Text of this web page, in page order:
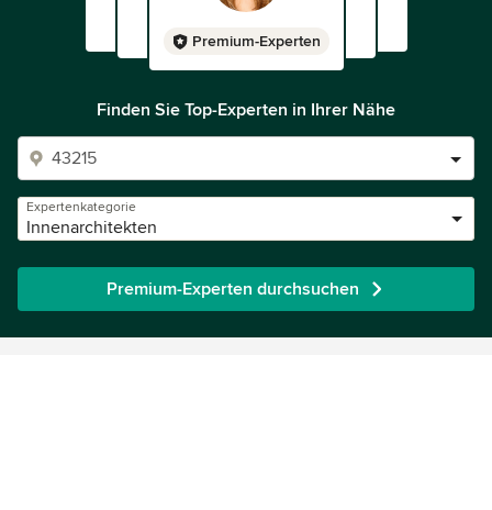
Premium-Experten
Finden Sie Top-Experten in Ihrer Nähe
Expertenkategorie
Innenarchitekten
Premium-Experten durchsuchen